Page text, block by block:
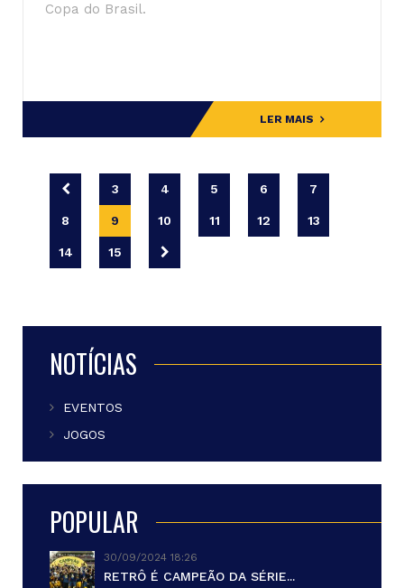
Copa do Brasil.
LER MAIS
3 4 5 6 7
8 9 10 11 12 13
14 15
NOTÍCIAS
EVENTOS
JOGOS
POPULAR
30/09/2024 18:26
RETRÔ É CAMPEÃO DA SÉRIE...